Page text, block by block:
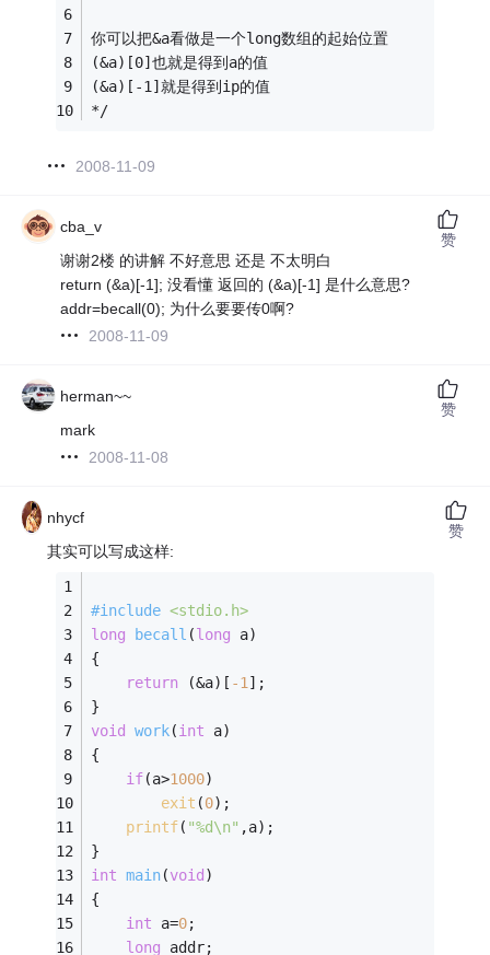
你可以把&a看做是一个long数组的起始位置
(&a)[0]也就是得到a的值
(&a)[-1]就是得到ip的值
*/
2008-11-09
cba_v
谢谢2楼 的讲解 不好意思 还是 不太明白
return (&a)[-1]; 没看懂 返回的 (&a)[-1] 是什么意思?
addr=becall(0); 为什么要要传0啊?
2008-11-09
赞
herman~~
mark
2008-11-08
赞
nhycf
其实可以写成这样:
#include <stdio.h>
long
becall (long a)
{
return (&a)[ -1 ];
}
void work(int a)
{
if(a>1000)
exit (0);
printf( "%d\n" ,a);
}
int main(void)
{
int a=0;
long addr;
赞